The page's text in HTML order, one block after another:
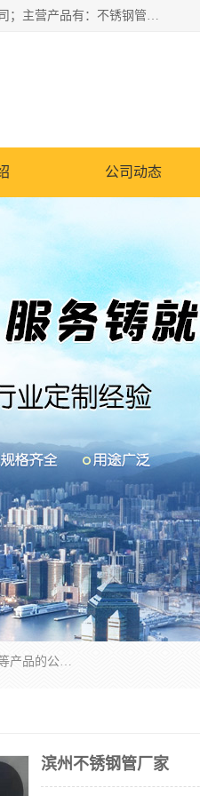
山东华钰金属材料有限公司是一家经营各种不锈钢管材、板材、圆钢、法兰、封头、型材等产品的公司；主营产品有：不锈钢管，激光切割，管件标准件，不锈钢圆钢，不锈钢人孔，不锈钢亮管，不锈钢角钢，不锈钢加工，不锈钢管子，不锈钢工业方管，不锈钢封头，不锈钢法兰，不锈钢阀门，不锈钢槽钢，不锈钢扁钢，不锈钢板等；可为客户制作各种规格的型材及不锈钢配件、非标准件及各种容器具等，能满足客户的不同采购要求。
公司动态
山东华钰金属材料有限公司是一家经营各种不锈钢管材、板材、圆钢、法兰、封头、型材等产品的公司；主营产品有：不锈钢管，激光切割，管件标准件，不锈钢圆钢，不锈钢人孔，不锈钢亮管，不锈钢角钢，不锈钢加工，不锈钢管子，不锈钢工业方管，不锈钢封头，不锈钢法兰，不锈钢阀门，不锈钢槽钢，不锈钢扁钢，不锈钢板等；可为客户制作各种规格的型材及不锈钢配件、非标准件及各种容器具等，能满足客户的不同采购要求。
滨州不锈钢管厂家